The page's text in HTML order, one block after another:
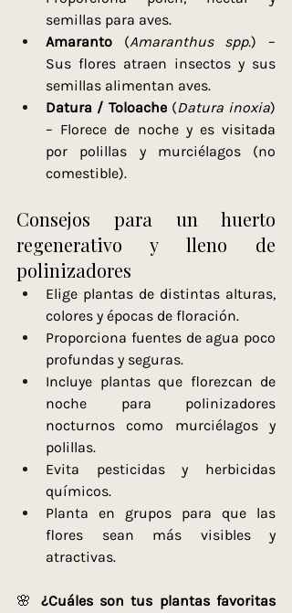
semillas para aves.
Amaranto (Amaranthus spp.) –
Sus flores atraen insectos y sus
semillas alimentan aves.
Datura / Toloache (Datura inoxia)
– Florece de noche y es visitada
por polillas y murciélagos (no
comestible).
Consejos para un huerto
regenerativo y lleno de
polinizadores
Elige plantas de distintas alturas,
colores y épocas de floración.
Proporciona fuentes de agua poco
profundas y seguras.
Incluye plantas que florezcan de
noche para polinizadores
nocturnos como murciélagos y
polillas.
Evita pesticidas y herbicidas
químicos.
Planta en grupos para que las
flores sean más visibles y
atractivas.
🌸 ¿Cuáles son tus plantas favoritas